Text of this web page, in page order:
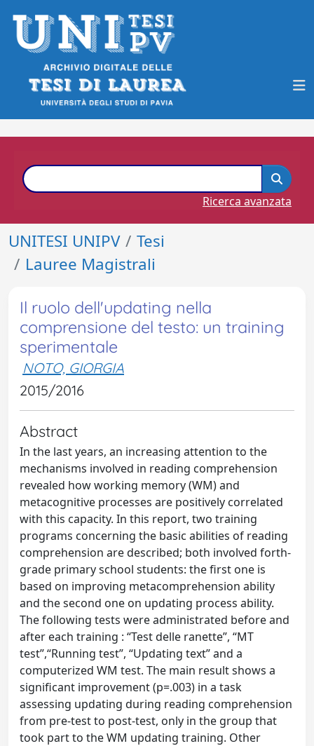
Ricerca avanzata
UNITESI UNIPV
Tesi
Lauree Magistrali
Il ruolo dell'updating nella
comprensione del testo: un training
sperimentale
NOTO, GIORGIA
2015/2016
Abstract
In the last years, an increasing attention to the
mechanisms involved in reading comprehension
revealed how working memory (WM) and
metacognitive processes are positively correlated
with this capacity. In this report, two training
programs concerning the basic abilities of reading
comprehension are described; both involved forth-
grade primary school students: the first one is
based on improving metacomprehension ability
and the second one on updating process ability.
The following tests were administrated before and
after each training : “Test delle ranette”, “MT
test”,“Running test”, “Updating text” and a
computerized WM test. The main result shows a
significant improvement (p=.003) in a task
assessing updating during reading comprehension
from pre-test to post-test, only in the group that
took part to the WM updating training. Other